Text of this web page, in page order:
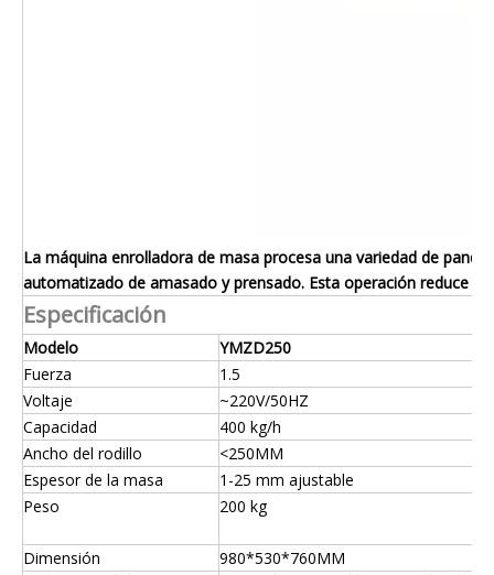
La máquina enrolladora de masa procesa una variedad de
automatizado de amasado y prensado. Esta operación reduce
Especificación
Modelo
YMZD250
Fuerza
1.5
Voltaje
~220V/50HZ
Capacidad
400 kg/h
Ancho del rodillo
<250MM
Espesor de la masa
1-25 mm ajustable
Peso
200 kg
Dimensión
980*530*760MM